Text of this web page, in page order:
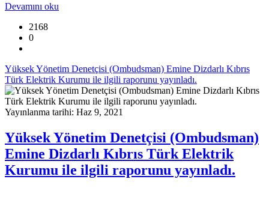
Devamını oku
2168
0
Yüksek Yönetim Denetçisi (Ombudsman) Emine Dizdarlı Kıbrıs
Türk Elektrik Kurumu ile ilgili raporunu yayınladı.
Yayınlanma tarihi: Haz 9, 2021
Yüksek Yönetim Denetçisi (Ombudsman)
Emine Dizdarlı Kıbrıs Türk Elektrik
Kurumu ile ilgili raporunu yayınladı.